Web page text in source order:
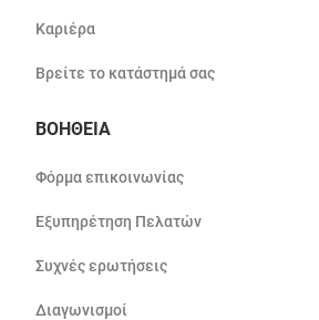
Καριέρα
Βρείτε το κατάστημά σας
ΒΟΗΘΕΙΑ
Φόρμα επικοινωνίας
Εξυπηρέτηση Πελατών
Συχνές ερωτήσεις
Διαγωνισμοί